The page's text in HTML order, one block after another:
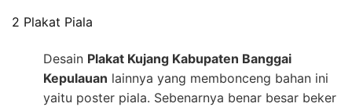
2 Plakat Piala
Desain Plakat Kujang Kabupaten Banggai
Kepulauan lainnya yang membonceng bahan ini
yaitu poster piala. Sebenarnya benar besar beker